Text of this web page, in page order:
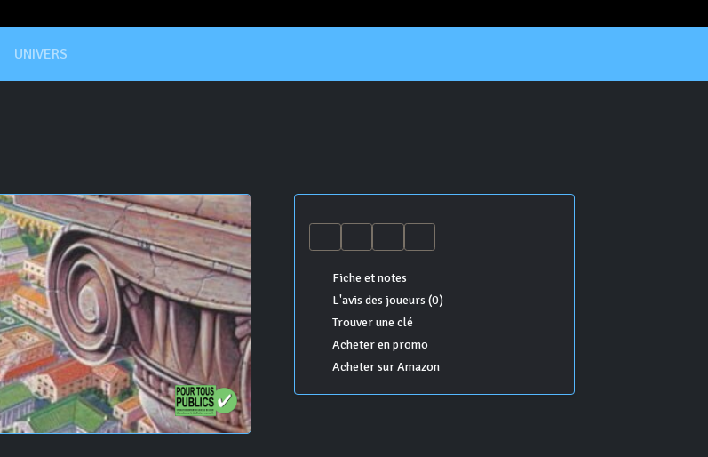
UNIVERS
Fiche et notes
L'avis des joueurs (0)
Trouver une clé
Acheter en promo
Acheter sur Amazon